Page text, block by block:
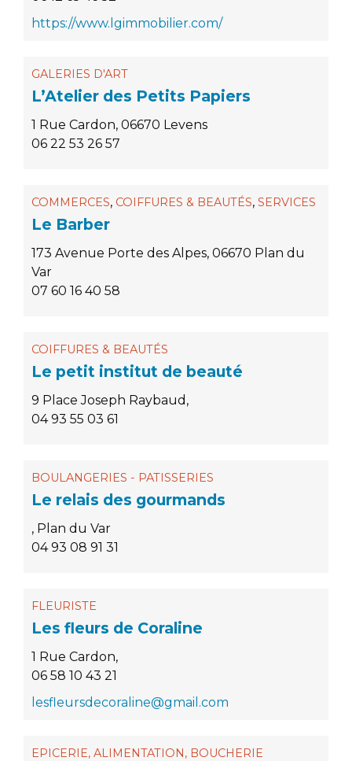
https://www.lgimmobilier.com/
GALERIES D'ART
L’Atelier des Petits Papiers
1 Rue Cardon, 06670 Levens
06 22 53 26 57
COMMERCES, COIFFURES & BEAUTÉS, SERVICES
Le Barber
173 Avenue Porte des Alpes, 06670 Plan du
Var
07 60 16 40 58
COIFFURES & BEAUTÉS
Le petit institut de beauté
9 Place Joseph Raybaud,
04 93 55 03 61
BOULANGERIES - PATISSERIES
Le relais des gourmands
, Plan du Var
04 93 08 91 31
FLEURISTE
Les fleurs de Coraline
1 Rue Cardon,
06 58 10 43 21
lesfleursdecoraline@gmail.com
EPICERIE, ALIMENTATION, BOUCHERIE